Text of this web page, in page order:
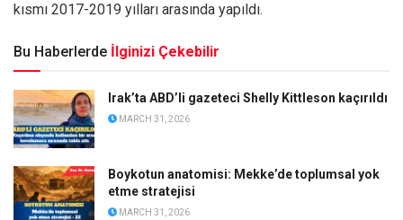
kısmı 2017-2019 yılları arasında yapıldı.
Bu Haberlerde İlginizi Çekebilir
Irak’ta ABD’li gazeteci Shelly Kittleson kaçırıldı
MARCH 31, 2026
Boykotun anatomisi: Mekke’de toplumsal yok
etme stratejisi
MARCH 31, 2026